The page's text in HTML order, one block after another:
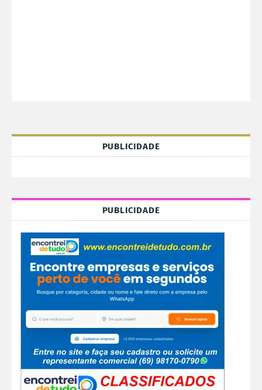
PUBLICIDADE
PUBLICIDADE